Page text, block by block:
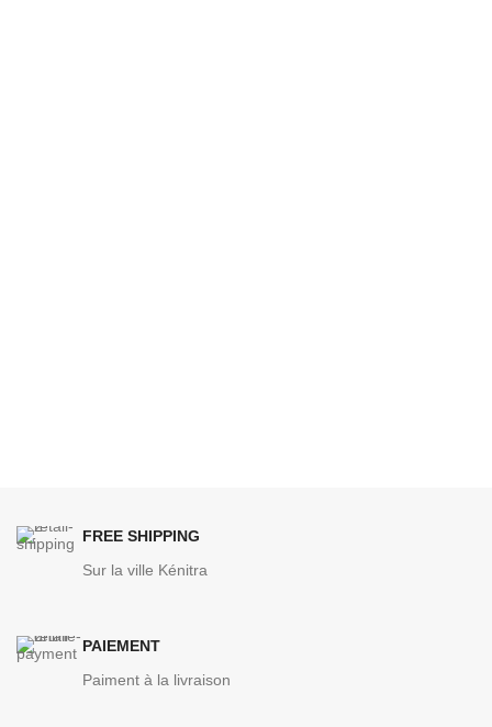
FREE SHIPPING
Sur la ville Kénitra
PAIEMENT
Paiment à la livraison